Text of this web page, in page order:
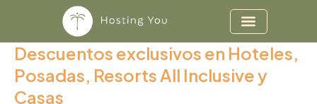
Descuentos exclusivos en Hoteles,
Posadas, Resorts All Inclusive y
Casas